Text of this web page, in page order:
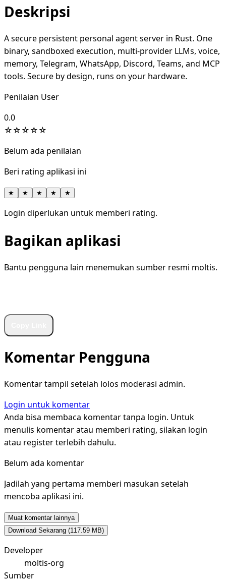
Deskripsi
A secure persistent personal agent server in Rust. One
binary, sandboxed execution, multi-provider LLMs, voice,
memory, Telegram, WhatsApp, Discord, Teams, and MCP
tools. Secure by design, runs on your hardware.
Penilaian User
0.0
☆☆☆☆☆
Belum ada penilaian
Beri rating aplikasi ini
★ ★ ★ ★ ★
Login diperlukan untuk memberi rating.
Bagikan aplikasi
Bantu pengguna lain menemukan sumber resmi moltis.
Komentar Pengguna
Komentar tampil setelah lolos moderasi admin.
Login untuk komentar
Anda bisa membaca komentar tanpa login. Untuk
menulis komentar atau memberi rating, silakan login
atau register terlebih dahulu.
Belum ada komentar
Jadilah yang pertama memberi masukan setelah
mencoba aplikasi ini.
Muat komentar lainnya
Download Sekarang (117.59 MB)
Developer
moltis-org
Sumber